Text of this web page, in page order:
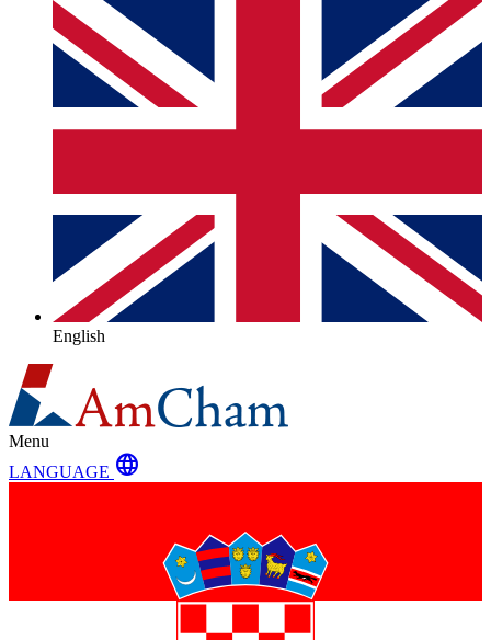
English
Menu
LANGUAGE language